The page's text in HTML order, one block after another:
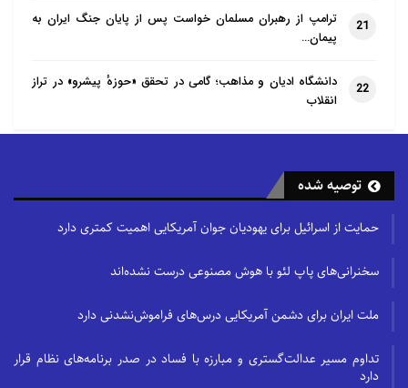
21
ترامپ از رهبران مسلمان خواست پس از پایان جنگ ایران به
پیمان…
22
دانشگاه ادیان و مذاهب؛ گامی در تحقق «حوزهٔ پیشرو» در تراز
انقلاب
توصیه شده
حمایت از اسرائیل برای یهودیان جوان آمریکایی اهمیت کمتری دارد
سخنرانی‌های پاپ لئو با هوش مصنوعی درست نشده‌اند
ملت ایران برای دشمن آمریکایی درس‌های فراموش‌نشدنی دارد
تداوم مسیر عدالت‌گستری و مبارزه با فساد در صدر برنامه‌های نظام قرار
دارد